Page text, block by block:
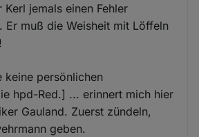
jemals einen Fehler
Er muß die Weisheit mit Löffeln
keine persönlichen
hpd-Red.] ... erinnert mich hier
Gauland. Zuerst zündeln,
geben.